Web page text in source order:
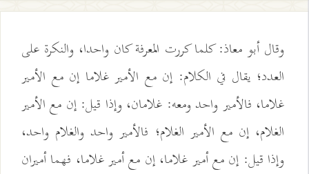
وقال أبو معاذ: كلما كررت المعرفة كان واحدا، والنكرة على
العدد؛ يقال في الكلام: إن مع الأمير غلاما إن مع الأمير
غلاما، فالأمير واحد ومعه: غلامان، وإذا قيل: إن مع الأمير
الغلام، إن مع الأمير الغلام؛ فالأمير واحد والغلام واحد،
وإذا قيل: إن مع أمير غلاما، إن مع أمير غلاما، فهما أميران